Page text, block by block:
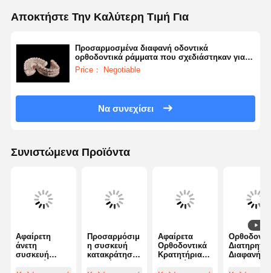
Αποκτήστε Την Καλύτερη Τιμή Για
Προσαρμοσμένα διαφανή οδοντικά
ορθοδοντικά ράμματα που σχεδιάστηκαν για
αποτελεσματική σταθεροποίηση και άνεση των
δοντιών
Price： Negotiable
Να συνεχίσει
Συνιστώμενα Προϊόντα
Αφαίρετη
άνετη
συσκευή
Προσαρμόσιμ
η συσκευή
κατακράτησης
Αφαίρετα
Ορθοδοντικά
Κρατητήρια
Διαφανή